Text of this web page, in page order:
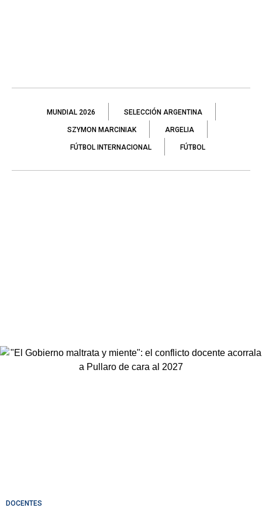
MUNDIAL 2026 SELECCIÓN ARGENTINA
SZYMON MARCINIAK ARGELIA
FÚTBOL INTERNACIONAL FÚTBOL
DOCENTES